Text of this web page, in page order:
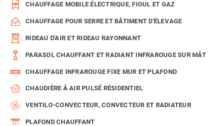
CHAUFFAGE MOBILE ÉLECTRIQUE, FIOUL ET GAZ
CHAUFFAGE POUR SERRE ET BÂTIMENT D'ÉLEVAGE
RIDEAU D'AIR ET RIDEAU RAYONNANT
PARASOL CHAUFFANT ET RADIANT INFRAROUGE SUR MÂT
CHAUFFAGE INFRAROUGE FIXE MUR ET PLAFOND
CHAUDIÈRE À AIR PULSÉ RÉSIDENTIEL
VENTILO-CONVECTEUR, CONVECTEUR ET RADIATEUR
PLAFOND CHAUFFANT